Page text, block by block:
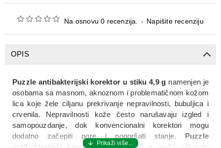
Na osnovu 0 recenzija. - Napišite recenziju
OPIS
Puzzle antibakterijski korektor u stiku 4,9 g namenjen je
osobama sa masnom, aknoznom i problematičnom kožom
lica koje žele ciljanu prekrivanje nepravilnosti, bubuljica i
crvenila. Nepravilnosti kože često narušavaju izgled i
samopouzdanje, dok konvencionalni korektori mogu
dodatno začepiti pore i pogoršati stanje. Puzzle